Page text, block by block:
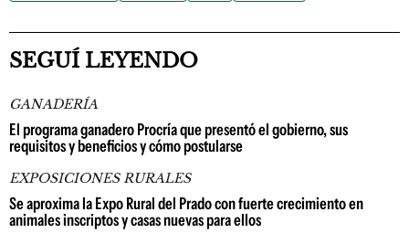
SEGUÍ LEYENDO
GANADERÍA
El programa ganadero Procría que presentó el gobierno, sus
requisitos y beneficios y cómo postularse
EXPOSICIONES RURALES
Se aproxima la Expo Rural del Prado con fuerte crecimiento en
animales inscriptos y casas nuevas para ellos